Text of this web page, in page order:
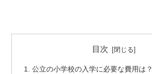
目次
公立の小学校の入学に必要な費用は？